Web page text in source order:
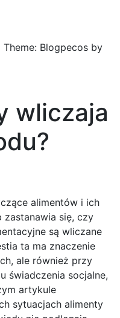
Theme: Blogpecos by
wliczaja
alimentów i ich
zastanawia się, czy
są wliczane
ta ma znaczenie
ale również przy
świadczenia socjalne,
artykule
sytuacjach alimenty